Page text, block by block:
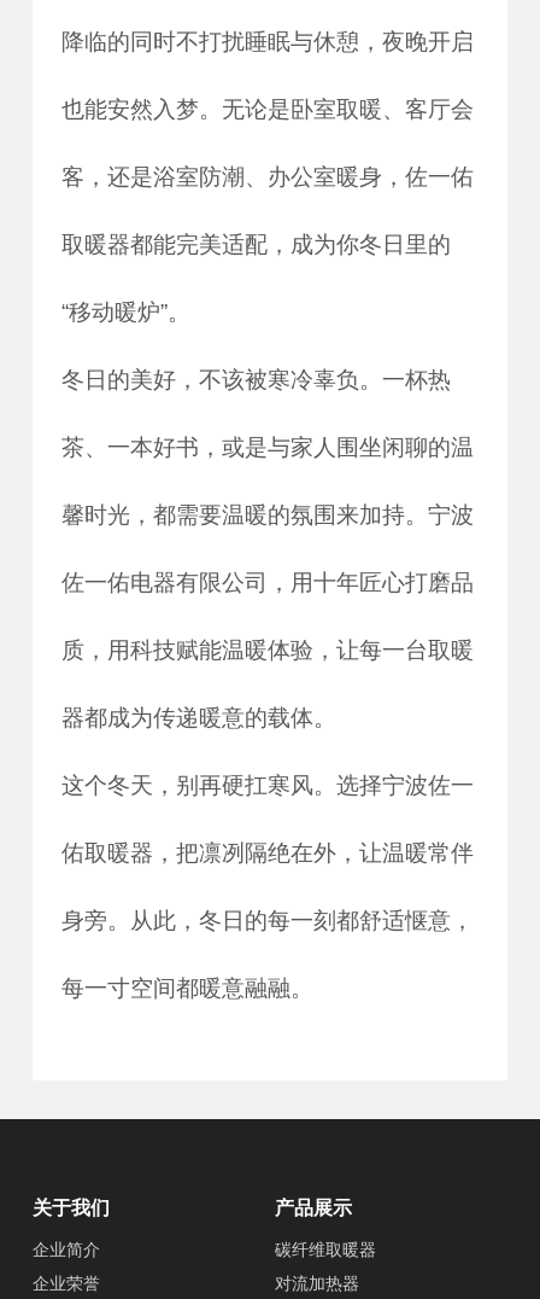
降临的同时不打扰睡眠与休憩，夜晚开启
也能安然入梦。无论是卧室取暖、客厅会
客，还是浴室防潮、办公室暖身，佐一佑
取暖器都能完美适配，成为你冬日里的
“移动暖炉”。
冬日的美好，不该被寒冷辜负。一杯热
茶、一本好书，或是与家人围坐闲聊的温
馨时光，都需要温暖的氛围来加持。宁波
佐一佑电器有限公司，用十年匠心打磨品
质，用科技赋能温暖体验，让每一台取暖
器都成为传递暖意的载体。
这个冬天，别再硬扛寒风。选择宁波佐一
佑取暖器，把凛冽隔绝在外，让温暖常伴
身旁。从此，冬日的每一刻都舒适惬意，
每一寸空间都暖意融融。
关于我们
企业简介
企业荣誉
产品展示
碳纤维取暖器
对流加热器